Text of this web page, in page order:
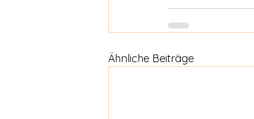
Ähnliche Beiträge